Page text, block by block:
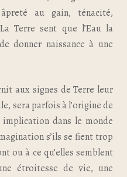
au gain, ténacité,
Terre sent que l’Eau la
donner naissance à une
aux signes de Terre leur
sera parfois à l’origine de
dans le monde
s’ils se fient trop
ou à ce qu’elles semblent
étroitesse de vie, une